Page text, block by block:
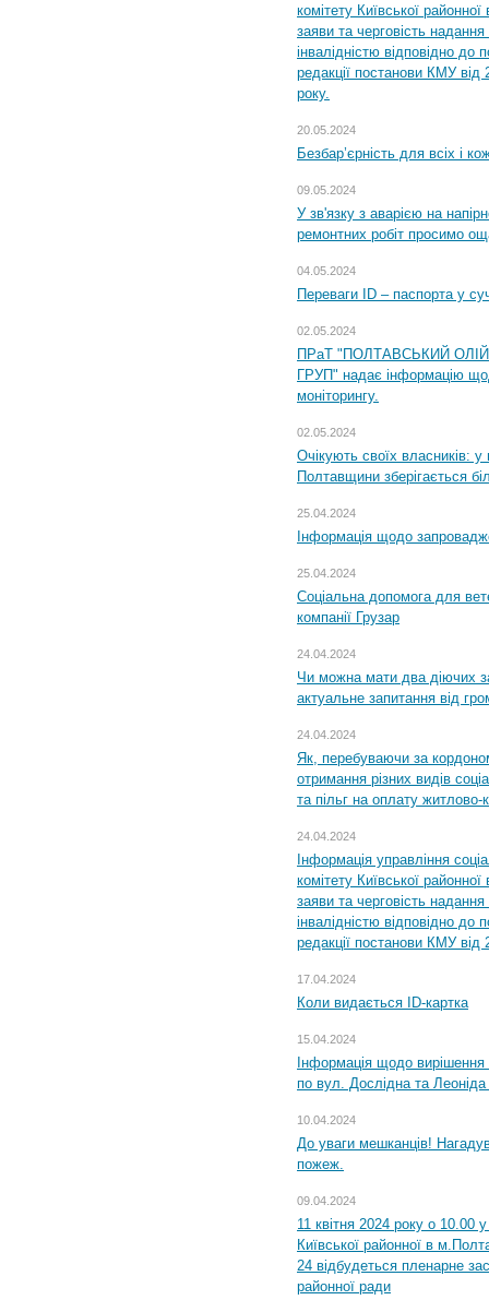
комітету Київської
заяви та черговість надання
інвалідністю відповідно
редакції постанови КМУ від
року.
20.05.2024
Безбар’єрність для всіх і
09.05.2024
У зв'язку з аварією на
ремонтних робіт просимо
04.05.2024
Переваги ID – паспорта у
02.05.2024
ПРаТ "ПОЛТАВСЬКИЙ
ГРУП" надає інформацію
моніторингу.
02.05.2024
Очікують своїх власників: у
Полтавщини зберігається
25.04.2024
Інформація щодо
25.04.2024
Соціальна допомога для
компанії Грузар
24.04.2024
Чи можна мати два діючих
актуальне запитання від
24.04.2024
Як, перебуваючи за
отримання різних видів
та пільг на оплату
24.04.2024
Інформація управління
комітету Київської
заяви та черговість надання
інвалідністю відповідно
редакції постанови КМУ
17.04.2024
Коли видається ID-картка
15.04.2024
Інформація щодо
по вул. Дослідна та Леоніда
10.04.2024
До уваги мешканців!
пожеж.
09.04.2024
11 квітня 2024 року о 10.00
Київської районної в
24 відбудеться пленарне
районної ради